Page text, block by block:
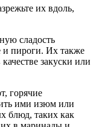
их вдоль,
сладость
и пироги. Их также
закуски или
горячие
ими изюм или
блюд, таких как